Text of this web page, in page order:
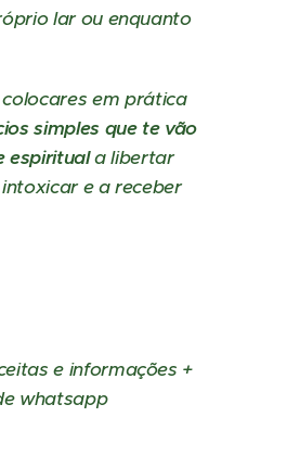
lar ou enquanto
em prática
simples que te vão
espirituala libertar
e a receber
e informações +
whatsapp